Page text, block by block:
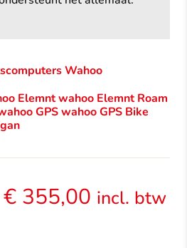
Wahoo
Elemnt wahoo Elemnt Roam
GPS wahoo GPS Bike
Oorspronkelijke
€355,00Huidige
incl. btw